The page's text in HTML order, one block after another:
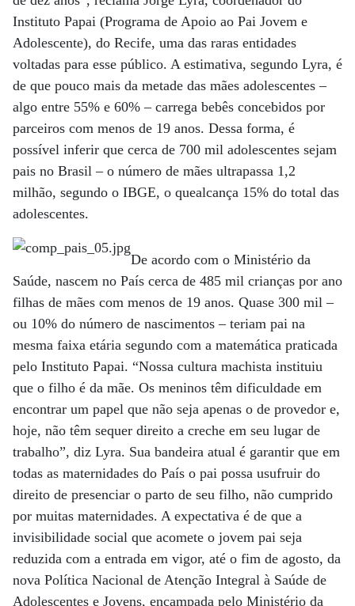
Instituto Papai (Programa de Apoio ao Pai Jovem e
Adolescente), do Recife, uma das raras entidades
voltadas para esse público. A estimativa, segundo Lyra, é
de que pouco mais da metade das mães adolescentes –
algo entre 55% e 60% – carrega bebês concebidos por
parceiros com menos de 19 anos. Dessa forma, é
possível inferir que cerca de 700 mil adolescentes sejam
pais no Brasil – o número de mães ultrapassa 1,2
milhão, segundo o IBGE, o quealcança 15% do total das
adolescentes.
De acordo com o Ministério da
Saúde, nascem no País cerca de 485 mil crianças por ano
filhas de mães com menos de 19 anos. Quase 300 mil –
ou 10% do número de nascimentos – teriam pai na
mesma faixa etária segundo com a matemática praticada
pelo Instituto Papai. “Nossa cultura machista instituiu
que o filho é da mãe. Os meninos têm dificuldade em
encontrar um papel que não seja apenas o de provedor e,
hoje, não têm sequer direito a creche em seu lugar de
trabalho”, diz Lyra. Sua bandeira atual é garantir que em
todas as maternidades do País o pai possa usufruir do
direito de presenciar o parto de seu filho, não cumprido
por muitas maternidades. A expectativa é de que a
invisibilidade social que acomete o jovem pai seja
reduzida com a entrada em vigor, até o fim de agosto, da
nova Política Nacional de Atenção Integral à Saúde de
Adolescentes e Jovens, encampada pelo Ministério da